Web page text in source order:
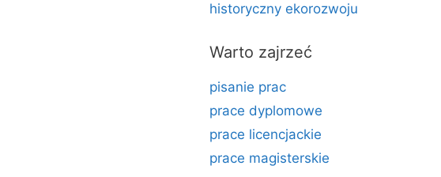
historyczny ekorozwoju
Warto zajrzeć
pisanie prac
prace dyplomowe
prace licencjackie
prace magisterskie